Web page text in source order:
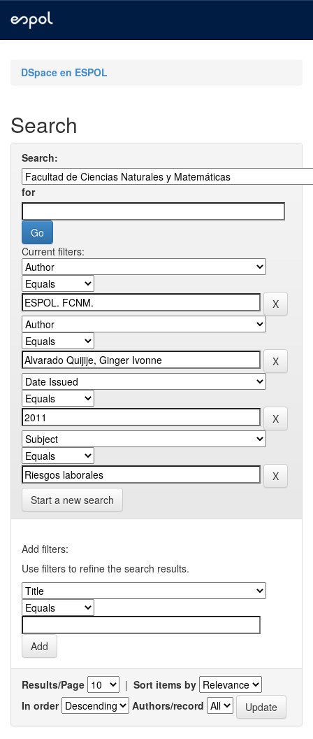
navigationDSpace en ESPOL
Search
Search:
for
Current filters:
Start a new search
Add filters:
Use filters to refine the search results.
Results/Page | Sort items by
In order
Authors/record